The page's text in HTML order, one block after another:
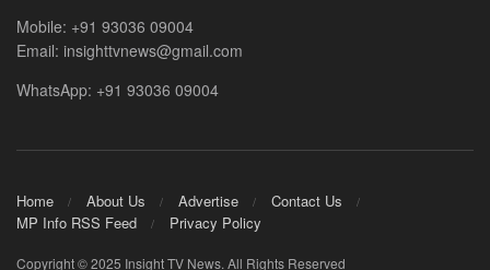
Mobile: +91 93036 09004
Email: insighttvnews@gmail.com
WhatsApp: +91 93036 09004
Home About Us Advertise
Contact Us
MP Info RSS Feed
Privacy Policy
Copyright © 2025 Insight TV News. All Rights Reserved